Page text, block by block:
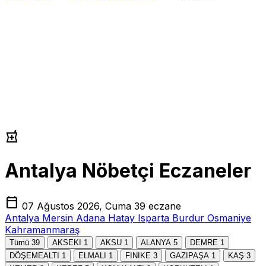
local_pharmacy
Antalya Nöbetçi Eczaneler
calendar_today 07 Ağustos 2026, Cuma 39 eczane
Antalya Mersin Adana Hatay Isparta Burdur Osmaniye
Kahramanmaraş
Tümü 39 AKSEKI 1 AKSU 1 ALANYA 5 DEMRE 1
DÖŞEMEALTI 1 ELMALI 1 FINIKE 3 GAZIPAŞA 1 KAŞ 3